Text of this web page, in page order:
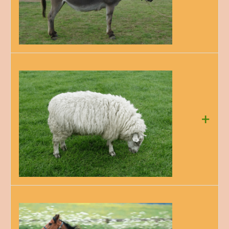
decât acesta, cu părul de obicei sur, cu capul mare și
cu urechile lungi, folosit ca animal de povară și de
tracțiune.
Măgarii variază considerabil în dimensiuni, în funcție
de rasă. Înălțimea la greabăn variază de la 80–
160 cm, iar greutatea de la 80–480 kg. Măgarii au o
durată de viață de 30 până la 50 de ani.
+
două. Ele sunt animale rumegătoare, cu dinții incisivi
superiori lipsă și cu un stomac cu patru